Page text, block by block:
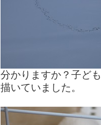
分かりますか？子ど
描いていました。